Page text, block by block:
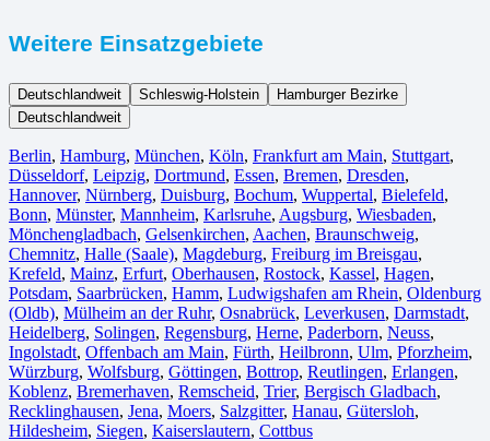
Weitere Einsatzgebiete
Deutschlandweit Schleswig-Holstein
Hamburger Bezirke
Deutschlandweit
Berlin⁠, Hamburg, München, Köln⁠, Frankfurt am Main, Stuttgart,
Düsseldorf, Leipzig, Dortmund, Essen, Bremen, Dresden,
Hannover, Nürnberg, Duisburg⁠, Bochum, Wuppertal⁠, Bielefeld⁠,
Bonn⁠, Münster⁠, Mannheim, Karlsruhe, Augsburg, Wiesbaden⁠,
Mönchengladbach⁠, Gelsenkirchen⁠, Aachen⁠, Braunschweig,
Chemnitz⁠, Halle (Saale)⁠, Magdeburg, Freiburg im Breisgau⁠,
Krefeld⁠, Mainz⁠, Erfurt, Oberhausen⁠, Rostock⁠, Kassel⁠, Hagen,
Potsdam, Saarbrücken⁠, Hamm, Ludwigshafen am Rhein⁠, Oldenburg
(Oldb), Mülheim an der Ruhr, Osnabrück⁠, Leverkusen, Darmstadt⁠,
Heidelberg, Solingen, Regensburg, Herne⁠, Paderborn, Neuss,
Ingolstadt, Offenbach am Main, Fürth⁠, Heilbronn, Ulm⁠, Pforzheim,
Würzburg, Wolfsburg⁠, Göttingen, Bottrop, Reutlingen, Erlangen⁠,
Koblenz, Bremerhaven⁠, Remscheid, Trier⁠, Bergisch Gladbach,
Recklinghausen, Jena⁠, Moers⁠, Salzgitter⁠, Hanau, Gütersloh,
Hildesheim⁠, Siegen⁠, Kaiserslautern⁠, Cottbus⁠